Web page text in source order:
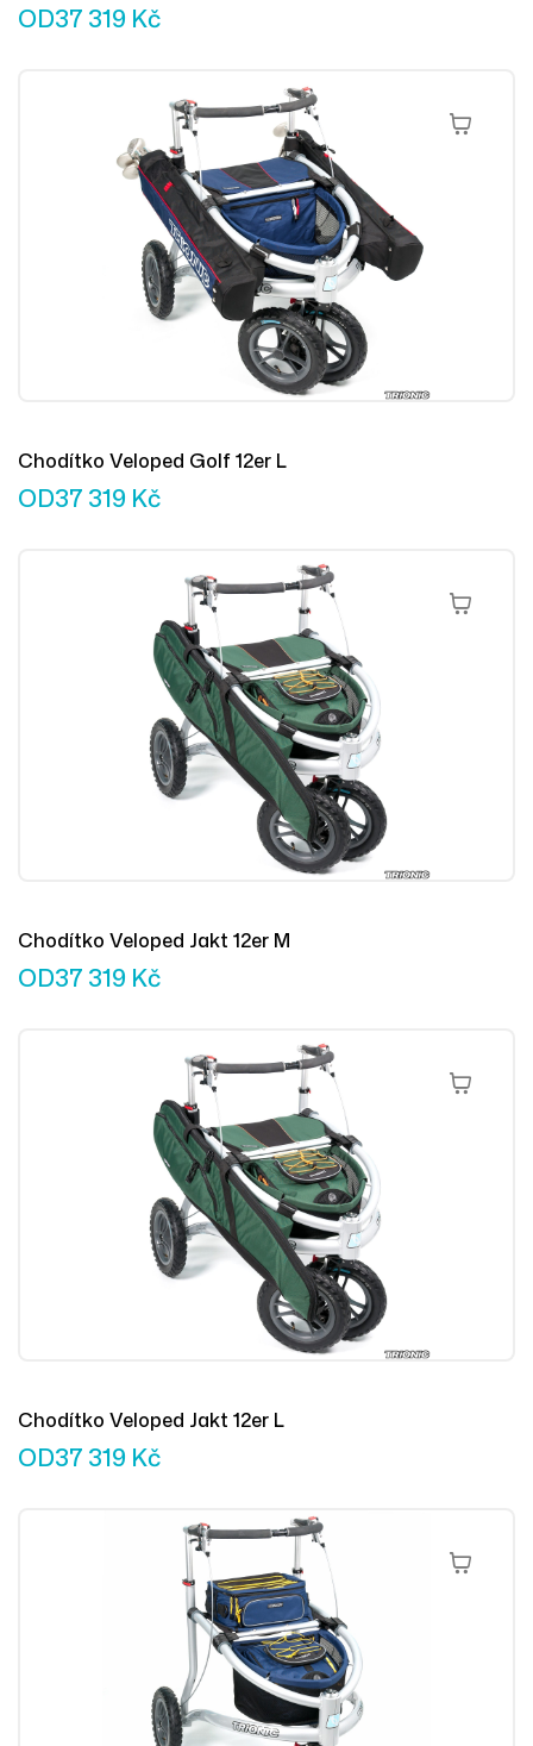
OD37 319 Kč
Výběr
Chodítko Veloped Golf 12er L
OD37 319 Kč
Výběr
Chodítko Veloped Jakt 12er M
OD37 319 Kč
Výběr
Chodítko Veloped Jakt 12er L
OD37 319 Kč
Výběr